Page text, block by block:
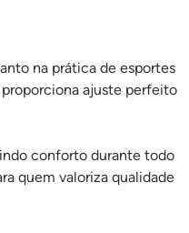
na prática de esportes
ajuste perfeito
conforto durante todo
quem valoriza qualidade